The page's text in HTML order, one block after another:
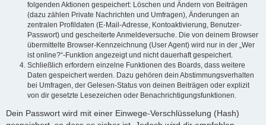
folgenden Aktionen gespeichert: Löschen und Ändern von Beiträgen
(dazu zählen Private Nachrichten und Umfragen), Änderungen an
zentralen Profildaten (E-Mail-Adresse, Kontoaktivierung, Benutzer-
Passwort) und gescheiterte Anmeldeversuche. Die von deinem Browser
übermittelte Browser-Kennzeichnung (User Agent) wird nur in der „Wer
ist online?“-Funktion angezeigt und nicht dauerhaft gespeichert.
Schließlich erfordern einzelne Funktionen des Boards, dass weitere
Daten gespeichert werden. Dazu gehören dein Abstimmungsverhalten
bei Umfragen, der Gelesen-Status von deinen Beiträgen oder explizit
von dir gesetzte Lesezeichen oder Benachrichtigungsfunktionen.
Dein Passwort wird mit einer Einwege-Verschlüsselung (Hash)